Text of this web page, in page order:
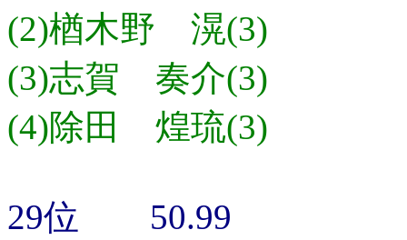
(2)楢木野 滉(3)
(3)志賀 奏介(3)
(4)除田 煌琉(3)
29位 50.99